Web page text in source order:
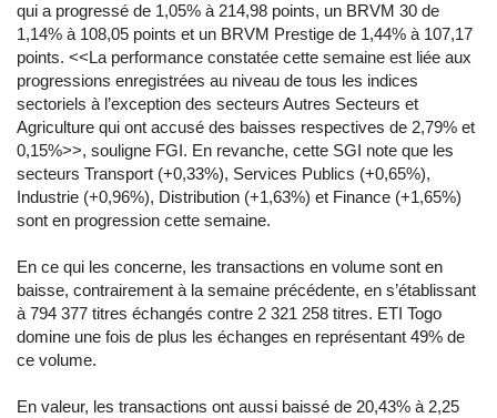
qui a progressé de 1,05% à 214,98 points, un BRVM 30 de
1,14% à 108,05 points et un BRVM Prestige de 1,44% à 107,17
points. <<La performance constatée cette semaine est liée aux
progressions enregistrées au niveau de tous les indices
sectoriels à l’exception des secteurs Autres Secteurs et
Agriculture qui ont accusé des baisses respectives de 2,79% et
0,15%>>, souligne FGI. En revanche, cette SGI note que les
secteurs Transport (+0,33%), Services Publics (+0,65%),
Industrie (+0,96%), Distribution (+1,63%) et Finance (+1,65%)
sont en progression cette semaine.
En ce qui les concerne, les transactions en volume sont en
baisse, contrairement à la semaine précédente, en s’établissant
à 794 377 titres échangés contre 2 321 258 titres. ETI Togo
domine une fois de plus les échanges en représentant 49% de
ce volume.
En valeur, les transactions ont aussi baissé de 20,43% à 2,25